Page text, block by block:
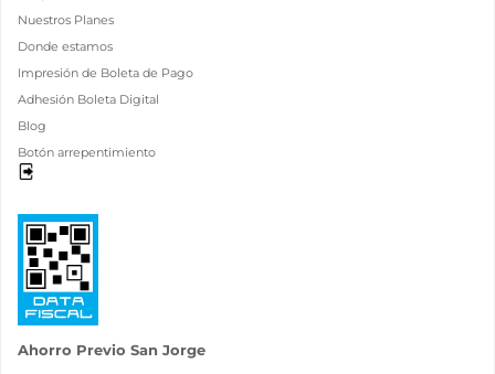
Nuestros Planes
Donde estamos
Impresión de Boleta de Pago
Adhesión Boleta Digital
Blog
Botón arrepentimiento
Ahorro Previo San Jorge